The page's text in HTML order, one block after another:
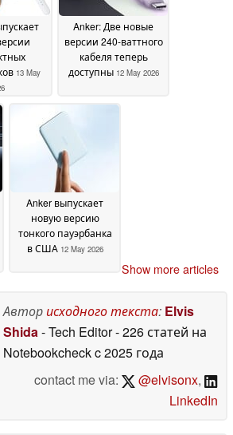
13 May
Anker: Две новые
версии 240-ваттного
кабеля теперь
доступны 12 May 2026
Anker выпускает
новую версию
тонкого пауэрбанка
в США 12 May 2026
Show more articles
Авторисходного текста: Elvis
Shida- Tech Editor- 226 статей на
Notebookcheckc 2025 года
contact me via:
@elvisonx,
LinkedIn